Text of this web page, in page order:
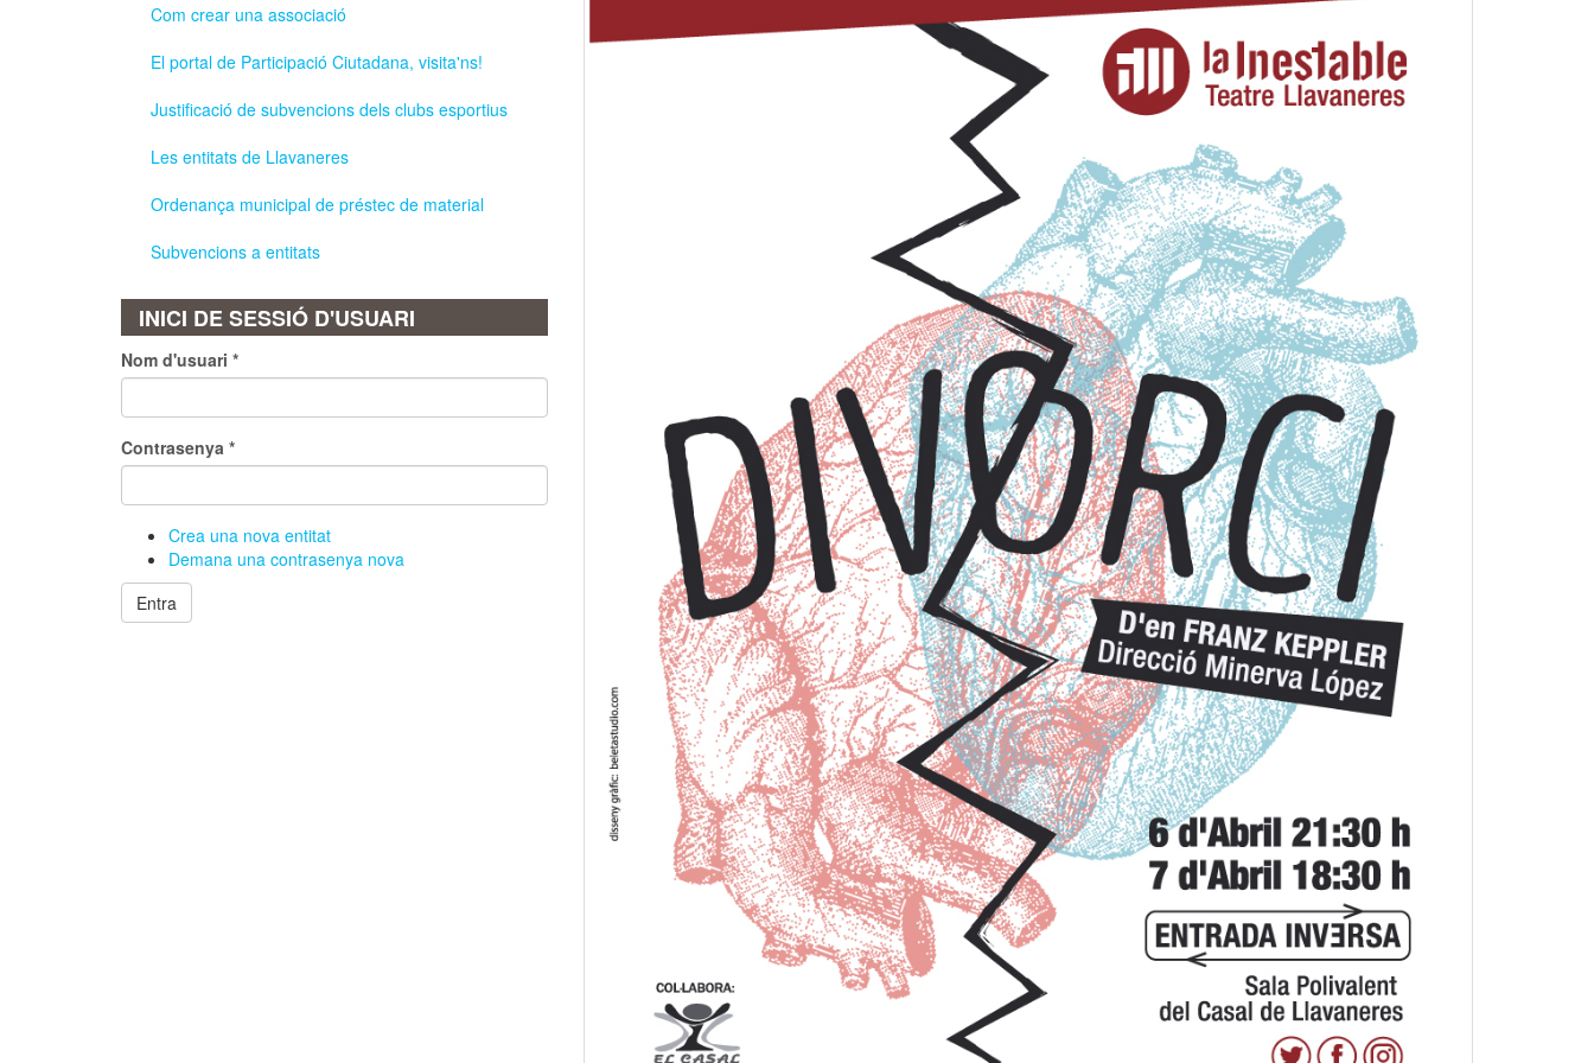
Com crear una associació
El portal de Participació Ciutadana, visita'ns!
Justificació de subvencions dels clubs esportius
Les entitats de Llavaneres
Ordenança municipal de préstec de material
Subvencions a entitats
INICI DE SESSIÓ D'USUARI
Nom d'usuari *
Contrasenya *
Crea una nova entitat
Demana una contrasenya nova
Entra